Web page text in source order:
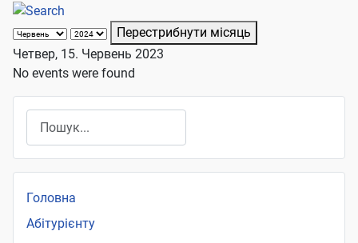
Перестрибнути місяць
Четвер, 15. Червень 2023
No events were found
Головна
Абітурієнту